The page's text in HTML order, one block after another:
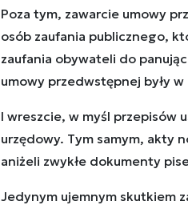
Poza tym, zawarcie umowy
osób zaufania publicznego,
zaufania obywateli do
umowy przedwstępnej były
I wreszcie, w myśl przepisów
urzędowy. Tym samym, akty
aniżeli zwykłe dokumenty
Jedynym ujemnym skutkiem